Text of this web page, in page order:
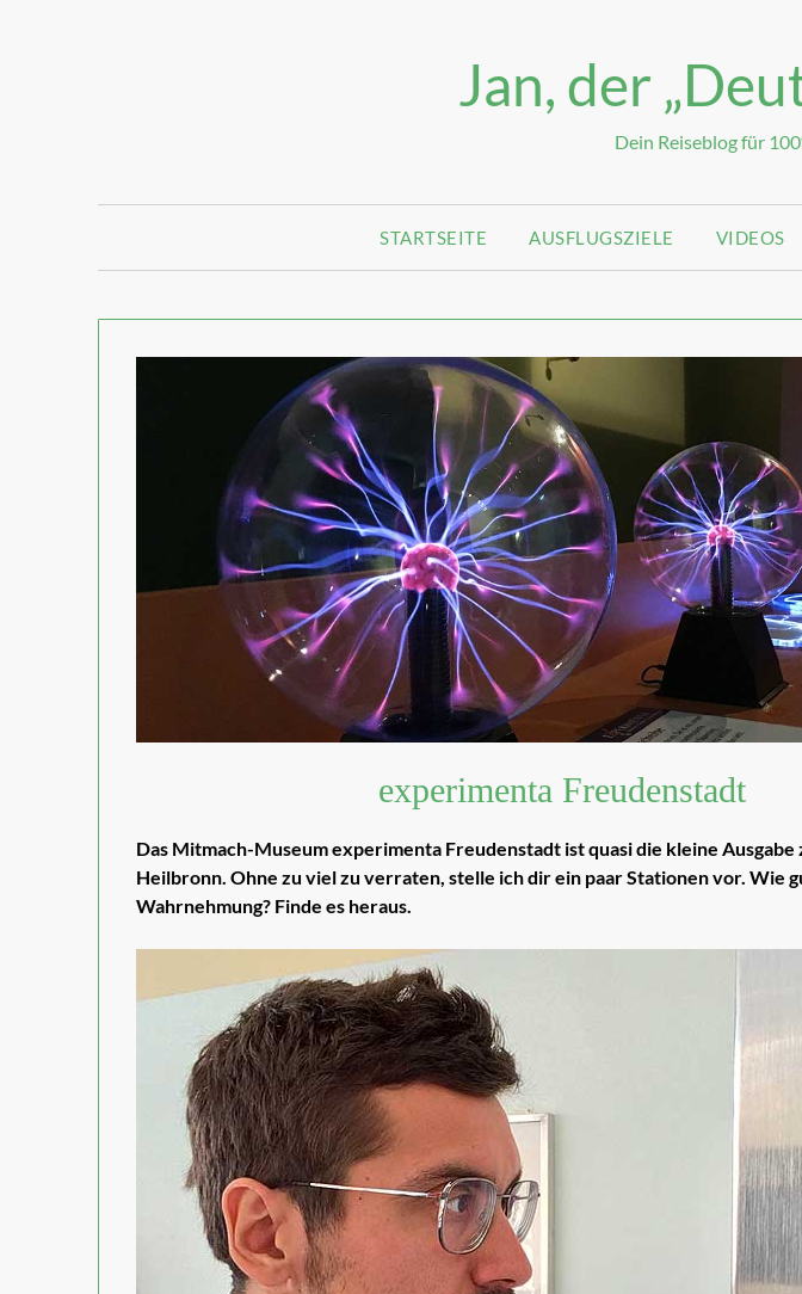
Jan, der
Dein Reiseblog für
STARTSEITE AUSFLUGSZIELE VIDEOS
experimenta Freudenstadt
Das Mitmach-Museum experimenta Freudenstadt ist quasi die kleine
Heilbronn. Ohne zu viel zu verraten, stelle ich dir ein paar Stationen vor. Wie
Wahrnehmung? Finde es heraus.